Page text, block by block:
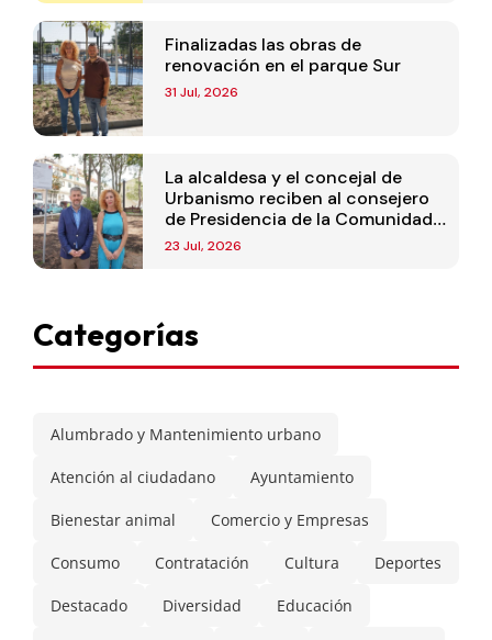
Finalizadas las obras de
renovación en el parque Sur
31 Jul, 2026
La alcaldesa y el concejal de
Urbanismo reciben al consejero
de Presidencia de la Comunidad
de Madrid
23 Jul, 2026
Categorías
Alumbrado y Mantenimiento urbano
Atención al ciudadano Ayuntamiento
Bienestar animal Comercio y Empresas
Consumo Contratación Cultura Deportes
Destacado Diversidad Educación